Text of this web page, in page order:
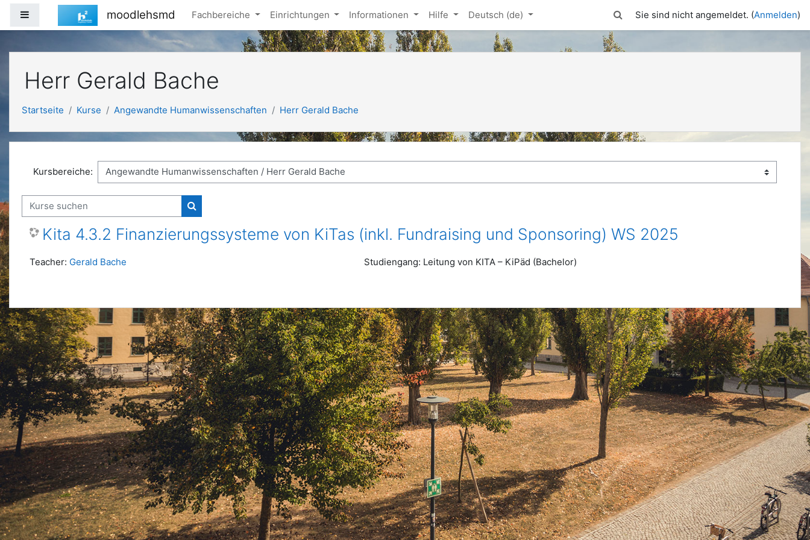
Zum Hauptinhalt
Website-Übersichtmoodlehsmd Fachbereiche Einrichtungen Informationen Hilfe Deutsch ‎(de)‎ Sucheingabe umschalten
Sie sind nicht angemeldet. (Anmelden)
Herr Gerald Bache
Startseite Kurse Angewandte Humanwissenschaften Herr Gerald Bache
Kursbereiche:
Kurse suchen
Kurse suchen
Kita 4.3.2 Finanzierungssysteme von KiTas (inkl. Fundraising und Sponsoring) WS 2025
Studiengang: Leitung von KITA – KiPäd (Bachelor)
Teacher: Gerald Bache